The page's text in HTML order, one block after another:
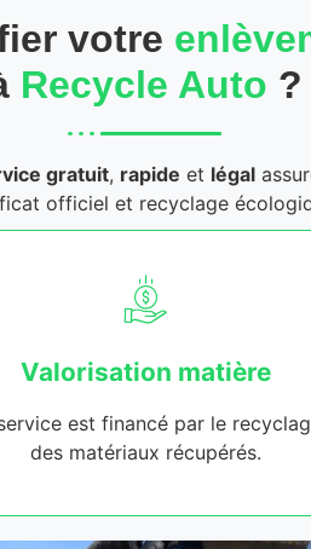
votre
Recycle Auto ?
gratuit, rapide et légal
officiel et recyclage
Valorisation matière
est financé par le
des matériaux récupérés.